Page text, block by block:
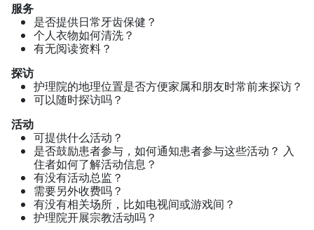
服务
是否提供日常牙齿保健？
个人衣物如何清洗？
有无阅读资料？
探访
护理院的地理位置是否方便家属和朋友时常前来探访？
可以随时探访吗？
活动
可提供什么活动？
是否鼓励患者参与，如何通知患者参与这些活动？ 入
住者如何了解活动信息？
有没有活动总监？
需要另外收费吗？
有没有相关场所，比如电视间或游戏间？
护理院开展宗教活动吗？